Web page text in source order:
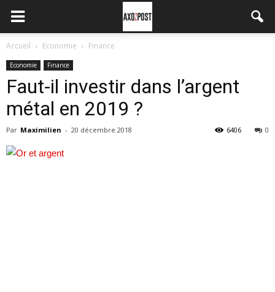
Accueil Economie Finance
Economie Finance
Faut-il investir dans l’argent
métal en 2019 ?
Par Maximilien - 20 décembre 2018 0
6406